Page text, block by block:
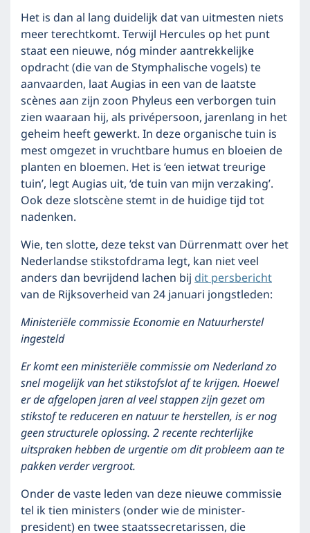
Het is dan al lang duidelijk dat van uitmesten niets
meer terechtkomt. Terwijl Hercules op het punt
staat een nieuwe, nóg minder aantrekkelijke
opdracht (die van de Stymphalische vogels) te
aanvaarden, laat Augias in een van de laatste
scènes aan zijn zoon Phyleus een verborgen tuin
zien waaraan hij, als privépersoon, jarenlang in het
geheim heeft gewerkt. In deze organische tuin is
mest omgezet in vruchtbare humus en bloeien de
planten en bloemen. Het is ‘een ietwat treurige
tuin’, legt Augias uit, ‘de tuin van mijn verzaking’.
Ook deze slotscène stemt in de huidige tijd tot
nadenken.
Wie, ten slotte, deze tekst van Dürrenmatt over het
Nederlandse stikstofdrama legt, kan niet veel
anders dan bevrijdend lachen bijdit persbericht
van de Rijksoverheid van 24 januari jongstleden:
Ministeriële commissie Economie en Natuurherstel
ingesteld
Er komt een ministeriële commissie om Nederland zo
snel mogelijk van het stikstofslot af te krijgen. Hoewel
er de afgelopen jaren al veel stappen zijn gezet om
stikstof te reduceren en natuur te herstellen, is er nog
geen structurele oplossing. 2 recente rechterlijke
uitspraken hebben de urgentie om dit probleem aan te
pakken verder vergroot.
Onder de vaste leden van deze nieuwe commissie
tel ik tien ministers (onder wie de minister-
president) en twee staatssecretarissen, die